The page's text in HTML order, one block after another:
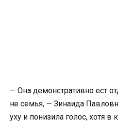
— Она демонстративно ест
не семья, — Зинаида
уху и понизила голос, хотя в